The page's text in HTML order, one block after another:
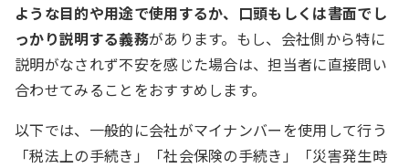
ような目的や用途で使用するか、口頭もしくは書面でし
っかり説明する義務があります。もし、会社側から特に
説明がなされず不安を感じた場合は、担当者に直接問い
合わせてみることをおすすめします。
以下では、一般的に会社がマイナンバーを使用して行う
「税法上の手続き」「社会保険の手続き」「災害発生時